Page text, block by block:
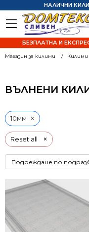
НАЛИЧНИ
БЕЗПЛАТНА И
Магазин за килими Килими
ВЪЛНЕНИ
Reset all ×
10мм ×